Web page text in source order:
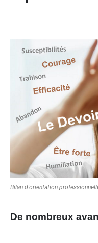
Bilan d'orientation
De nombreux